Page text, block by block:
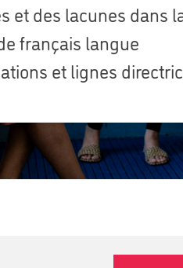
et des lacunes dans
français langue
et lignes